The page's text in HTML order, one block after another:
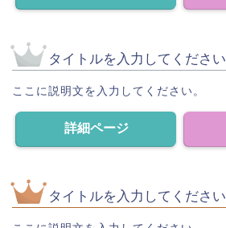
タイトルを入力してください
ここに説明文を入力してください。
詳細ページ
タイトルを入力してください